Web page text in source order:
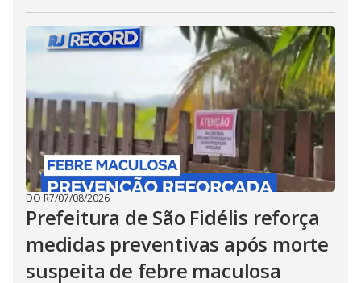
DO R7/07/08/2026
Prefeitura de São Fidélis reforça
medidas preventivas após morte
suspeita de febre maculosa